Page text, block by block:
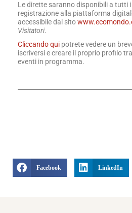
Le dirette saranno disponibili a tutti
registrazione alla piattaforma
accessibile dal sito
Visitatori.
Cliccando qui potrete vedere un
iscriversi e creare il proprio profilo
eventi in programma.
Facebook LinkedIn